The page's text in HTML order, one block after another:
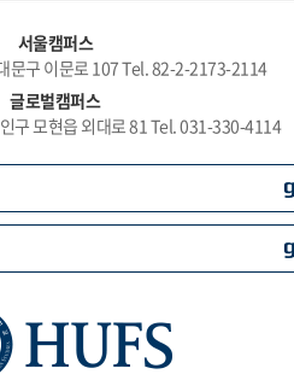
서울캠퍼스
문구 이문로 107 Tel. 82-2-2173-2114
글로벌캠퍼스
구 모현읍 외대로 81 Tel. 031-330-4114